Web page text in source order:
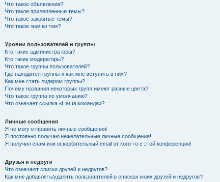
Что такое объявления?
Что такое прилепленные темы?
Что такое закрытые темы?
Что такое значки тем?
Уровни пользователей и группы
Кто такие администраторы?
Кто такие модераторы?
Что такое группы пользователей?
Где находятся группы и как мне вступить в них?
Как мне стать лидером группы?
Почему названия некоторых групп имеют разные цвета?
Что такое группа по умолчанию?
Что означает ссылка «Наша команда»?
Личные сообщения
Я не могу отправить личные сообщения!
Я постоянно получаю нежелательные личные сообщения!
Я получил спам или оскорбительный email от кого-то с этой конференции!
Друзья и недруги
Что означают списки друзей и недругов?
Как мне добавлять/удалять пользователей в списках моих друзей и недругов?